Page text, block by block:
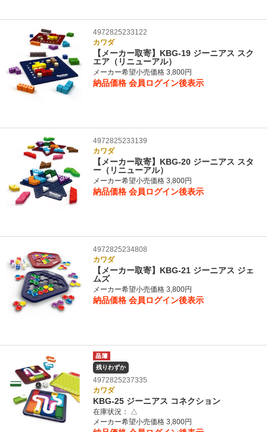
4972825233122
カワダ
【メーカー取寄】KBG-19 ジーニアス スク
エア（リニューアル）
メーカー希望小売価格 3,800円
納品価格 会員ログイン後表示
4972825233139
カワダ
【メーカー取寄】KBG-20 ジーニアス スタ
ー（リニューアル）
メーカー希望小売価格 3,800円
納品価格 会員ログイン後表示
4972825234808
カワダ
【メーカー取寄】KBG-21 ジーニアス ジェ
ムズ
メーカー希望小売価格 3,800円
納品価格 会員ログイン後表示
残りわずか
4972825237335
カワダ
KBG-25 ジーニアス コネクション
在庫状況：
△
メーカー希望小売価格 3,800円